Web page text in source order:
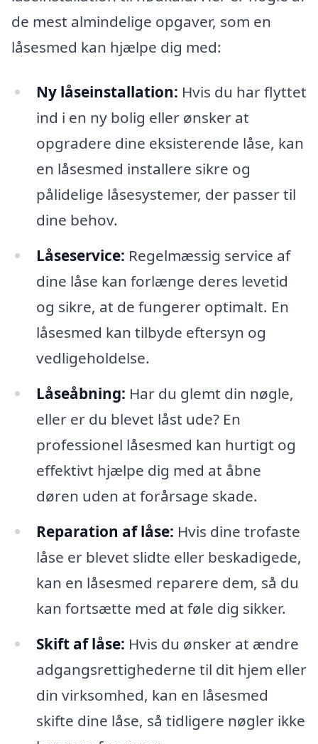
de mest almindelige opgaver, som en
låsesmed kan hjælpe dig med:
Ny låseinstallation: Hvis du har flyttet
ind i en ny bolig eller ønsker at
opgradere dine eksisterende låse, kan
en låsesmed installere sikre og
pålidelige låsesystemer, der passer til
dine behov.
Låseservice: Regelmæssig service af
dine låse kan forlænge deres levetid
og sikre, at de fungerer optimalt. En
låsesmed kan tilbyde eftersyn og
vedligeholdelse.
Låseåbning: Har du glemt din nøgle,
eller er du blevet låst ude? En
professionel låsesmed kan hurtigt og
effektivt hjælpe dig med at åbne
døren uden at forårsage skade.
Reparation af låse: Hvis dine trofaste
låse er blevet slidte eller beskadigede,
kan en låsesmed reparere dem, så du
kan fortsætte med at føle dig sikker.
Skift af låse: Hvis du ønsker at ændre
adgangsrettighederne til dit hjem eller
din virksomhed, kan en låsesmed
skifte dine låse, så tidligere nøgler ikke